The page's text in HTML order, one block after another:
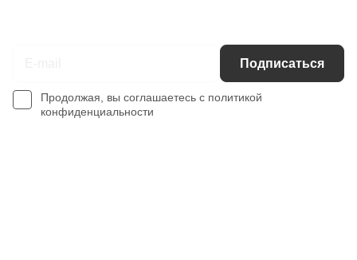
Подписаться
Продолжая, вы соглашаетесь с политикой
конфиденциальности